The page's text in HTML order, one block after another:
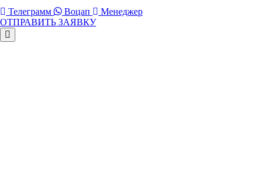
Телеграмм
Воцап
Менеджер
ОТПРАВИТЬ ЗАЯВКУ